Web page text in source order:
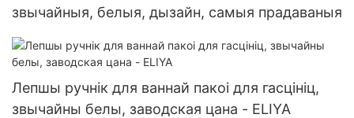
звычайныя, белыя, дызайн, самыя прадаваныя
Лепшы ручнік для ваннай пакоі для гасцініц,
звычайны белы, заводская цана - ELIYA